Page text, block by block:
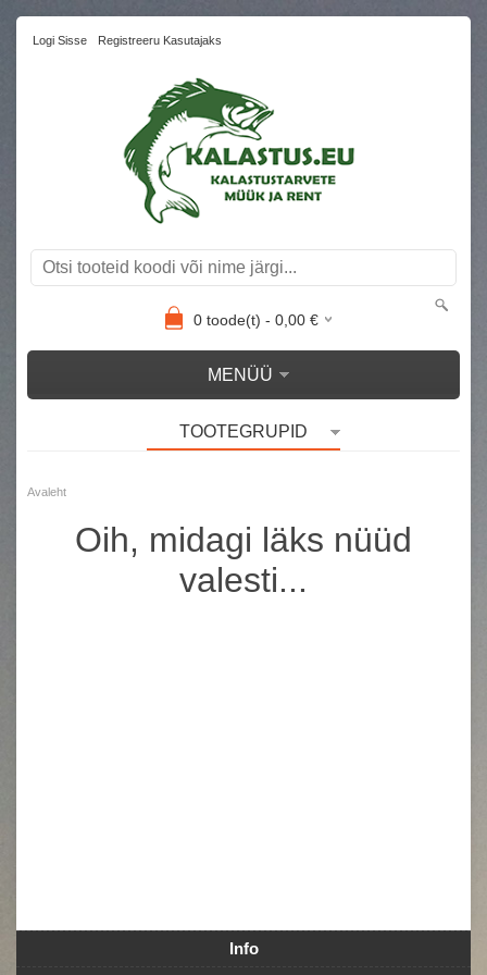
Logi Sisse Registreeru Kasutajaks
0toode(t) - 0,00€
MENÜÜ
TOOTEGRUPID
Avaleht
Oih, midagi läks nüüd
valesti...
Info